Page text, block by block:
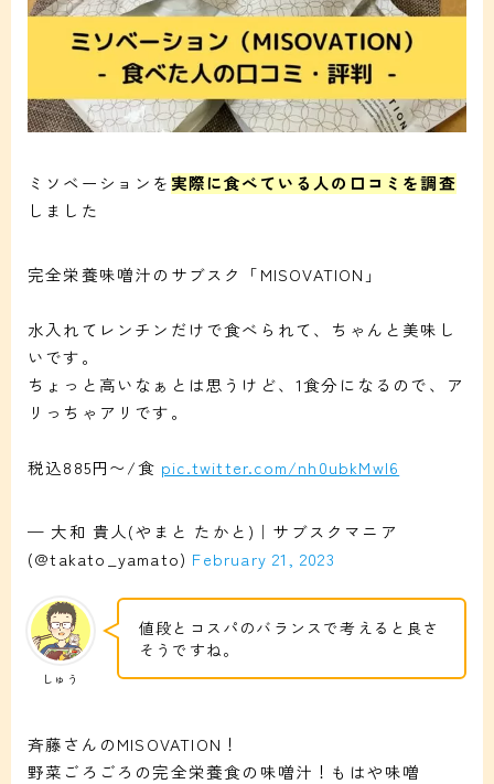
ミソベーションを 実際に食べている人の口コミを調査
しました
完全栄養味噌汁のサブスク「MISOVATION」
水入れてレンチンだけで食べられて、ちゃんと美味し
いです。
ちょっと高いなぁとは思うけど、1食分になるので、ア
リっちゃアリです。
税込885円〜/食 pic.twitter.com/nh0ubkMwI6
— 大和 貴人(やまと たかと)｜サブスクマニア
(@takato_yamato) February 21, 2023
しゅう
値段とコスパのバランスで考えると良さ
そうですね。
斉藤さんのMISOVATION！
野菜ごろごろの完全栄養食の味噌汁！もはや味噌